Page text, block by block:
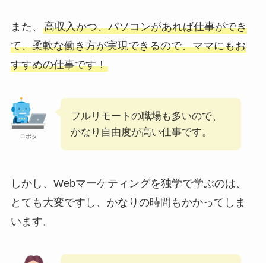
また、 高収入かつ、パソコンがあれば仕事ができ
て、柔軟な働き方が実現できるので、ママにもお
すすめの仕事です！
ロボタ
フルリモートの職場も多いので、
かなり自由度が高い仕事です。
しかし、Webマーケティングを独学で学ぶのは、
とても大変ですし、かなりの時間もかかってしま
います。